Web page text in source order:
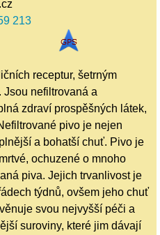
213
receptur, šetrným
nefiltrovaná a
zdraví prospěšných látek,
pivo je nejen
a bohatší chuť. Pivo je
ochuzené o mnoho
piva. Jejich trvanlivost je
týdnů, ovšem jeho chuť
svou nejvyšší péči a
suroviny, které jim dávají